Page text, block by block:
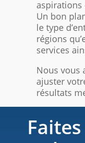
aspirations
Un bon
le type
régions
services
Nous vous
ajuster
résultats